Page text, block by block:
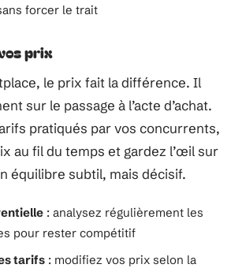
forcer le trait
prix
le prix fait la différence. Il
sur le passage à l’acte d’achat.
pratiqués par vos concurrents,
au fil du temps et gardez l’œil sur
équilibre subtil, mais décisif.
: analysez régulièrement les
pour rester compétitif
tarifs : modifiez vos prix selon la